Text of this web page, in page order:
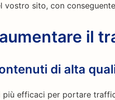
vostro sito, con
il
di alta
più efficaci per portare